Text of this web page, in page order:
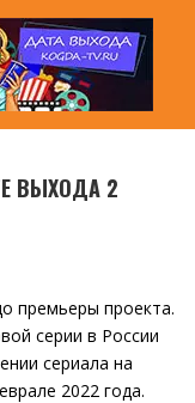
ВЫХОДА 2
премьеры проекта.
серии в России
сериала на
2022 года.